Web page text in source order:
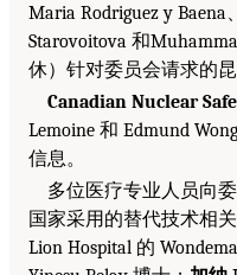
Maria Rodriguez y Baena
Starovoitova 和
休）针对委员会请求的
Canadian Nuclear
Lemoine 和 Edmund
信息。
多位医疗专业人员向
国家采用的替代技术相
Lion Hospital 的